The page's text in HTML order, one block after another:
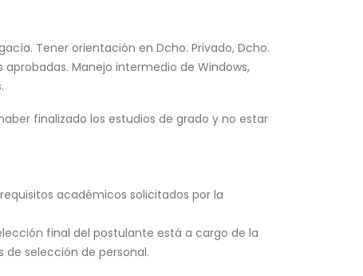
Tener orientación en Dcho. Privado, Dcho.
aprobadas. Manejo intermedio de Windows,
finalizado los estudios de grado y no estar
académicos solicitados por la
final del postulante está a cargo de la
selección de personal.